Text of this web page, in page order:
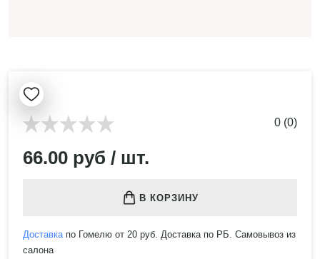
0 (0)
66.00 руб / шт.
В КОРЗИНУ
Доставкапо Гомелю от 20 руб. Доставка по РБ. Самовывоз из
салона